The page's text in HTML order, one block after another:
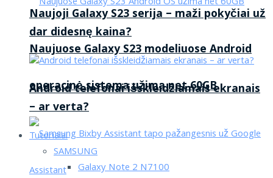
Naujuose Galaxy S23 modeliuose Android
operacinė sistema užima net 60GB
Naujoji Galaxy S23 serija – maži pokyčiai už
dar didesnę kaina?
Android telefonai išskleidžiamais ekranais
– ar verta?
Tutorialai
SAMSUNG
Galaxy Note 2 N7100